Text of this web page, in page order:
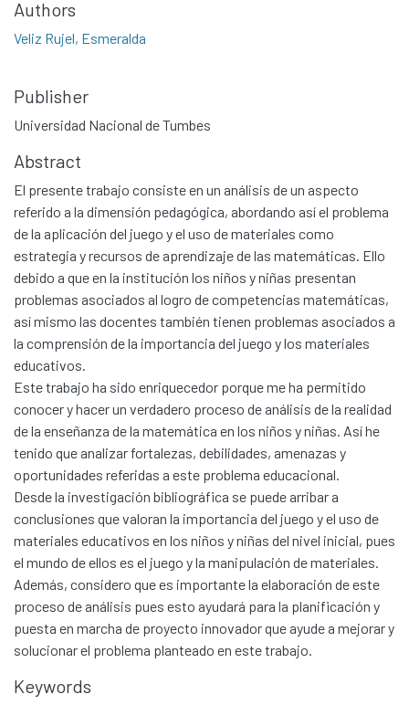
Authors
Veliz Rujel, Esmeralda
Publisher
Universidad Nacional de Tumbes
Abstract
El presente trabajo consiste en un análisis de un aspecto
referido a la dimensión pedagógica, abordando así el problema
de la aplicación del juego y el uso de materiales como
estrategia y recursos de aprendizaje de las matemáticas. Ello
debido a que en la institución los niños y niñas presentan
problemas asociados al logro de competencias matemáticas,
así mismo las docentes también tienen problemas asociados a
la comprensión de la importancia del juego y los materiales
educativos.
Este trabajo ha sido enriquecedor porque me ha permitido
conocer y hacer un verdadero proceso de análisis de la realidad
de la enseñanza de la matemática en los niños y niñas. Así he
tenido que analizar fortalezas, debilidades, amenazas y
oportunidades referidas a este problema educacional.
Desde la investigación bibliográfica se puede arribar a
conclusiones que valoran la importancia del juego y el uso de
materiales educativos en los niños y niñas del nivel inicial, pues
el mundo de ellos es el juego y la manipulación de materiales.
Además, considero que es importante la elaboración de este
proceso de análisis pues esto ayudará para la planificación y
puesta en marcha de proyecto innovador que ayude a mejorar y
solucionar el problema planteado en este trabajo.
Keywords